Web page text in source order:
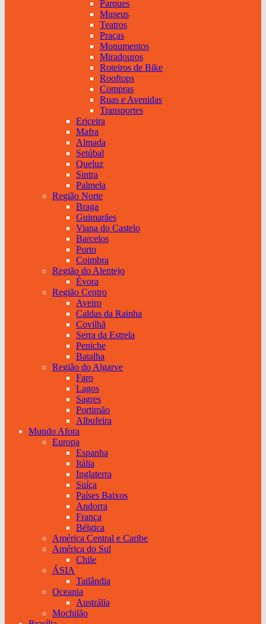
Parques
Museus
Teatros
Praças
Monumentos
Miradouros
Roteiros de Bike
Rooftops
Compras
Ruas e Avenidas
Transportes
Ericeira
Mafra
Almada
Setúbal
Queluz
Sintra
Palmela
Região Norte
Braga
Guimarães
Viana do Castelo
Barcelos
Porto
Coimbra
Região do Alentejo
Évora
Região Centro
Aveiro
Caldas da Rainha
Covilhã
Serra da Estrela
Peniche
Batalha
Região do Algarve
Faro
Lagos
Sagres
Portimão
Albufeira
Mundo Afora
Europa
Espanha
Itália
Inglaterra
Suíça
Países Baixos
Andorra
França
Bélgica
América Central e Caribe
América do Sul
Chile
ÁSIA
Tailândia
Oceania
Austrália
Mochilão